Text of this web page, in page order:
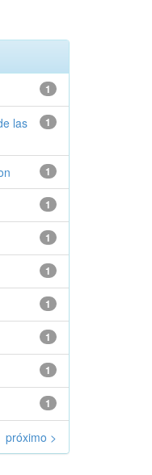
1
1
las
1
1
1
1
1
1
1
1
próximo >